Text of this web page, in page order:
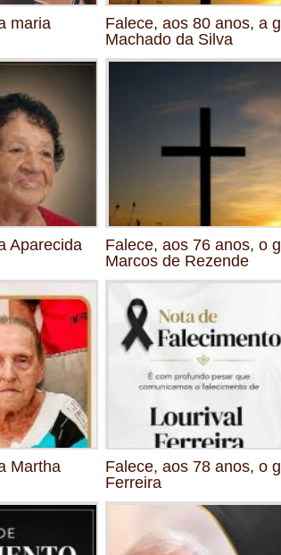
maria
Falece, aos 80 anos, a
Machado da Silva
Aparecida
Falece, aos 76 anos, o
Marcos de Rezende
Martha
Falece, aos 78 anos, o
Ferreira